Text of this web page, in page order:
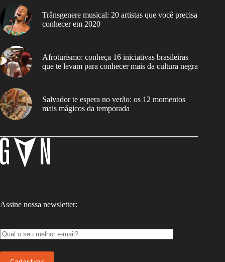
Trânsgenere musical: 20 artistas que você precisa
conhecer em 2020
Afroturismo: conheça 16 iniciativas brasileiras
que te levam para conhecer mais da cultura negra
Salvador te espera no verão: os 12 momentos
mais mágicos da temporada
Assine nossa newsletter: